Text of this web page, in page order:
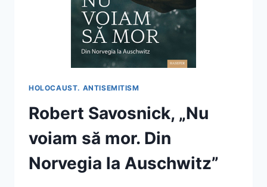
HOLOCAUST. ANTISEMITISM
Robert Savosnick, „Nu
voiam să mor. Din
Norvegia la Auschwitz”